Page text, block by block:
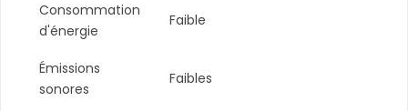
Consommation
d'énergie
Faible
Émissions
sonores
Faibles